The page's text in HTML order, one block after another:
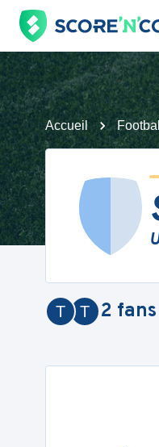
Accueil
T
T 2 fans